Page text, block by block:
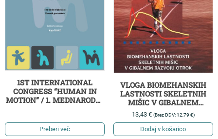
1ST INTERNATIONAL
CONGRESS “HUMAN IN
MOTION” / 1. MEDNARODNI
Preberi več
VLOGA BIOMEHANSKIH
LASTNOSTI SKELETNIH
MIŠIC V GIBALNEM
RAZVOJU OTROK
13,43 € (Brez DDV:12,79 €)
Dodaj v košarico